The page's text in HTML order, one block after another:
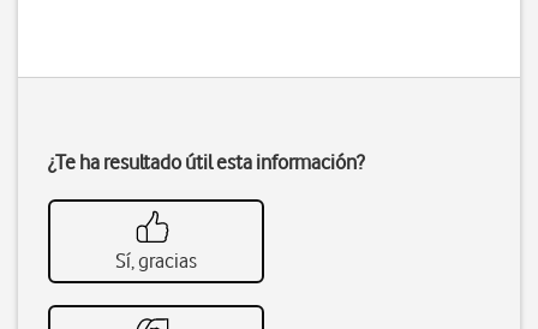
¿Te ha resultado útil esta información?
Sí, gracias